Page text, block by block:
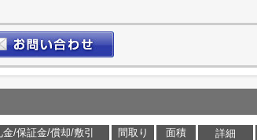
金/保証金/償却/敷引 間取り 面積 詳細